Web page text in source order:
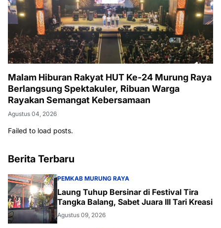
Malam Hiburan Rakyat HUT Ke-24 Murung Raya
Berlangsung Spektakuler, Ribuan Warga
Rayakan Semangat Kebersamaan
Agustus 04, 2026
Failed to load posts.
Berita Terbaru
PEMKAB MURUNG RAYA
Laung Tuhup Bersinar di Festival Tira
Tangka Balang, Sabet Juara III Tari Kreasi
Agustus 09, 2026